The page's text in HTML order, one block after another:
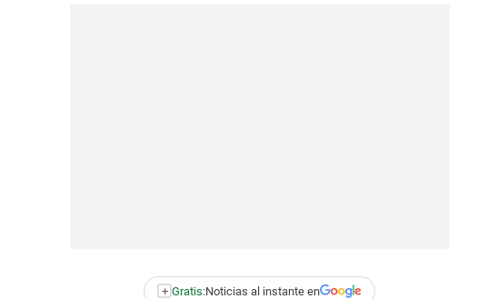
+ Gratis:Noticias al instante en